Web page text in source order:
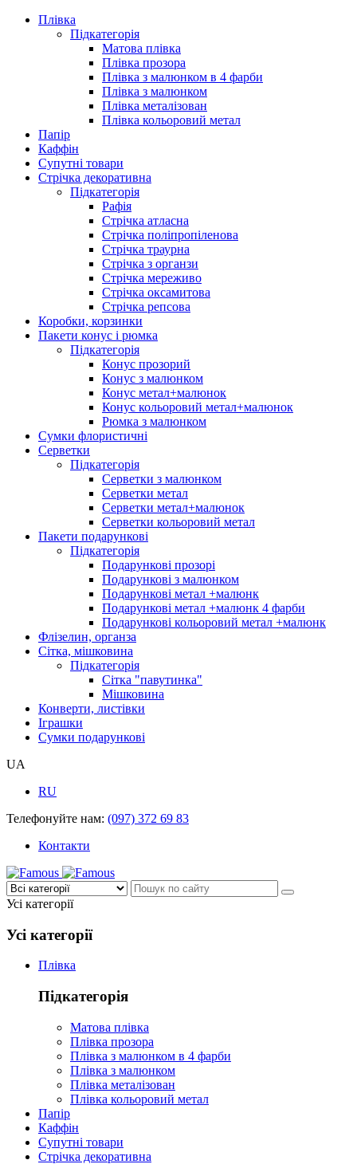
Плівка
Підкатегорія
Матова плівка
Плівка прозора
Плівка з малюнком в 4 фарби
Плівка з малюнком
Плівка металізован
Плівка кольоровий метал
Папір
Каффін
Супутні товари
Стрічка декоративна
Підкатегорія
Рафія
Стрічка атласна
Стрічка поліпропіленова
Стрічка траурна
Стрічка з органзи
Стрічка мереживо
Стрічка оксамитова
Стрічка репсова
Коробки, корзинки
Пакети конус і рюмка
Підкатегорія
Конус прозорий
Конус з малюнком
Конус метал+малюнок
Конус кольоровий метал+малюнок
Рюмка з малюнком
Сумки флористичні
Серветки
Підкатегорія
Серветки з малюнком
Серветки метал
Серветки метал+малюнок
Серветки кольоровий метал
Пакети подарункові
Підкатегорія
Подарункові прозорі
Подарункові з малюнком
Подарункові метал +малюнк
Подарункові метал +малюнк 4 фарби
Подарункові кольоровий метал +малюнк
Флізелин, органза
Сітка, мішковина
Підкатегорія
Сітка "павутинка"
Мішковина
Конверти, листівки
Іграшки
Сумки подарункові
UA
RU
Телефонуйте нам: (097) 372 69 83
Контакти
Усі категорії
Усі категорії
Плівка
Підкатегорія
Матова плівка
Плівка прозора
Плівка з малюнком в 4 фарби
Плівка з малюнком
Плівка металізован
Плівка кольоровий метал
Папір
Каффін
Супутні товари
Стрічка декоративна